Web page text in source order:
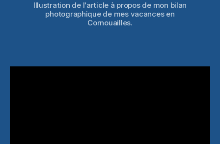
Illustration de l'article à propos de mon bilan
photographique de mes vacances en
Cornouailles.